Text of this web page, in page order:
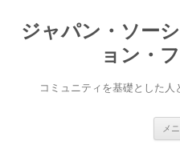
ジャパン・ソー
ョン・
コミュニティを基礎とした
メ